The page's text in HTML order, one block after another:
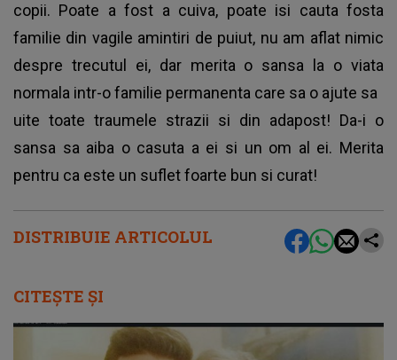
DISTRIBUIE ARTICOLUL
copii. Poate a fost a cuiva, poate isi cauta fosta
familie din vagile amintiri de puiut, nu am aflat nimic
despre trecutul ei, dar merita o sansa la o viata
normala intr-o familie permanenta care sa o ajute sa
uite toate traumele strazii si din adapost! Da-i o
sansa sa aiba o casuta a ei si un om al ei. Merita
pentru ca este un suflet foarte bun si curat!
CITEȘTE ȘI